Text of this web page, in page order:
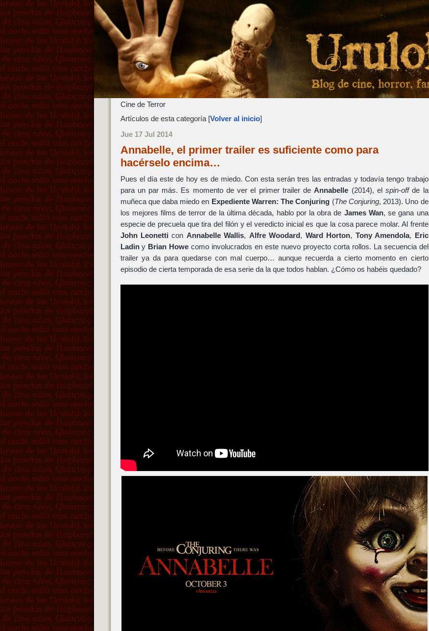
Cine de Terror
Artículos de esta categoría [Volver al inicio]
Jue 17 Jul 2014
Annabelle, el primer trailer es suficiente como para
hacérselo encima…
Pues el día este de hoy es de miedo. Con esta serán tres las entradas y todavía tengo trabajo
para un par más. Es momento de ver el primer trailer deAnnabelle (2014), elspin-offde la
muñeca que daba miedo en Expediente Warren: The Conjuring (The Conjuring, 2013). Uno de
los mejores films de terror de la última década, hablo por la obra de James Wan, se gana una
especie de precuela que tira del filón y el veredicto inicial es que la cosa parece molar. Al frente
John Leonetti con Annabelle Wallis, Alfre Woodard, Ward Horton, Tony Amendola, Eric
Ladiny Brian Howe como involucrados en este nuevo proyecto corta rollos. La secuencia del
trailer ya da para quedarse con mal cuerpo… aunque recuerda a cierto momento en cierto
episodio de cierta temporada de esa serie da la que todos hablan. ¿Cómo os habéis quedado?